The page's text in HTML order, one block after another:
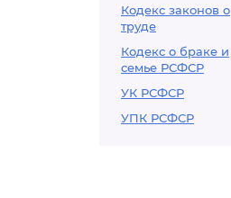
Кодекс законов о
труде
Кодекс о браке и
семье РСФСР
УК РСФСР
УПК РСФСР